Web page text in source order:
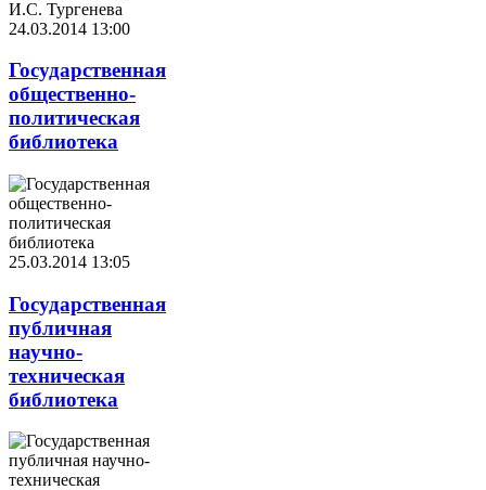
24.03.2014 13:00
Государственная
общественно-
политическая
библиотека
25.03.2014 13:05
Государственная
публичная
научно-
техническая
библиотека